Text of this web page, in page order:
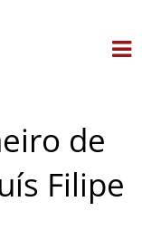
de
Filipe